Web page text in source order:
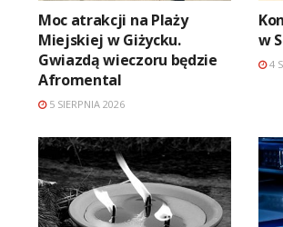
Moc atrakcji na Plaży
Miejskiej w Giżycku.
Gwiazdą wieczoru będzie
Afromental
5 SIERPNIA 2026
w
4